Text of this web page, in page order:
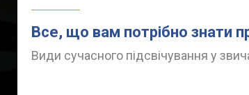
Все, що вам потрібно знати
Види сучасного підсвічування у